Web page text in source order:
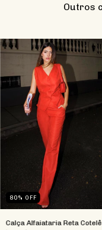
Outros
80% OFF
Calça Alfaiataria Reta Cotelê